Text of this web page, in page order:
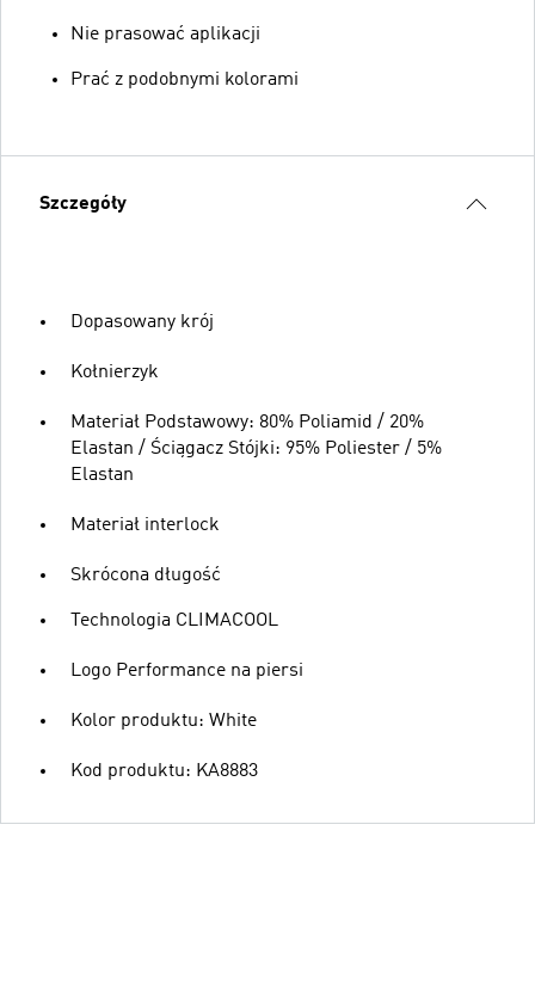
Nie prasować aplikacji
Prać z podobnymi kolorami
Szczegóły
Dopasowany krój
Kołnierzyk
Materiał Podstawowy: 80% Poliamid / 20%
Elastan / Ściągacz Stójki: 95% Poliester / 5%
Elastan
Materiał interlock
Skrócona długość
Technologia CLIMACOOL
Logo Performance na piersi
Kolor produktu: White
Kod produktu: KA8883